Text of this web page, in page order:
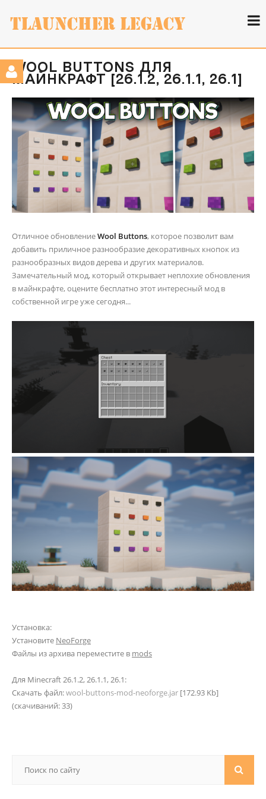
WOOL BUTTONS ДЛЯ
МАЙНКРАФТ [26.1.2, 26.1.1, 26.1]
Отличное обновлениеWool Buttons, которое позволит вам
добавить приличное разнообразие декоративных кнопок из
разнообразных видов дерева и других материалов.
Замечательный мод, который открывает неплохие обновления
в майнкрафте, оцените бесплатно этот интересный мод в
собственной игре уже сегодня...
Установка:
Установите NeoForge
Файлы из архива переместите в mods
Для Minecraft 26.1.2, 26.1.1, 26.1:
Скачать файл:wool-buttons-mod-neoforge.jar
(cкачиваний: 33)